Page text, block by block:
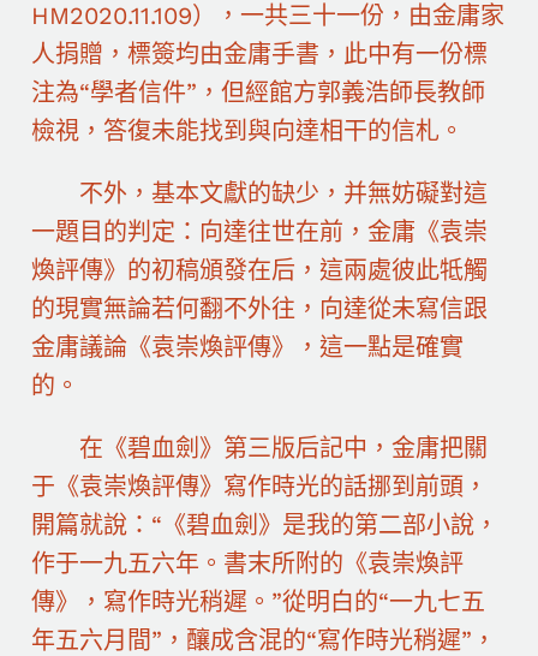
HM2020.11.109），一共三十一份，由金庸家
人捐贈，標簽均由金庸手書，此中有一份標
注為“學者信件”，但經館方郭義浩師長教師
檢視，答復未能找到與向達相干的信札。
不外，基本文獻的缺少，并無妨礙對這
一題目的判定：向達往世在前，金庸《袁崇
煥評傳》的初稿頒發在后，這兩處彼此牴觸
的現實無論若何翻不外往，向達從未寫信跟
金庸議論《袁崇煥評傳》，這一點是確實
的。
在《碧血劍》第三版后記中，金庸把關
于《袁崇煥評傳》寫作時光的話挪到前頭，
開篇就說：“《碧血劍》是我的第二部小說，
作于一九五六年。書末所附的《袁崇煥評
傳》，寫作時光稍遲。”從明白的“一九七五
年五六月間”，釀成含混的“寫作時光稍遲”，